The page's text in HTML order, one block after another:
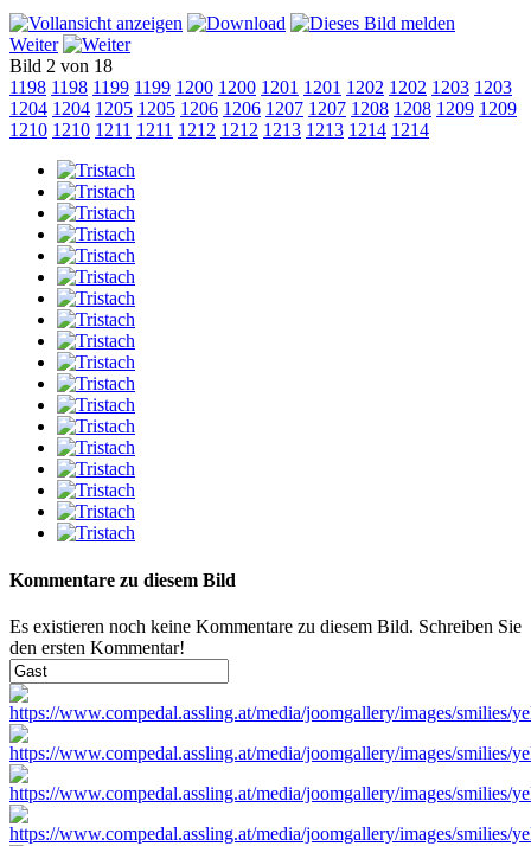
Weiter
Bild 2 von 18
1198 1198 1199 1199 1200 1200 1201 1201 1202 1202 1203 1203
1204 1204 1205 1205 1206 1206 1207 1207 1208 1208 1209 1209
1210 1210 1211 1211 1212 1212 1213 1213 1214 1214
Kommentare zu diesem Bild
Es existieren noch keine Kommentare zu diesem Bild. Schreiben Sie
den ersten Kommentar!